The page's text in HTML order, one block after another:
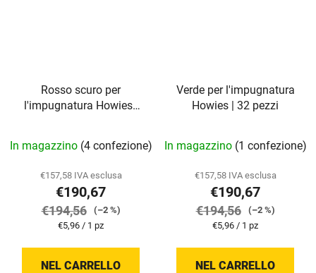
Rosso scuro per
l'impugnatura Howies |
In magazzino (4 confezione)
€157,58 IVA esclusa
€190,67
€194,56
(–2 %)
Prezzo
misura:
€5,96 / 1 pz
NEL CARRELLO
Verde per l'impugnatura
Howies | 32 pezzi
In magazzino (1 confezione)
€157,58 IVA esclusa
€190,67
€194,56
(–2 %)
Prezzo
misura:
€5,96 / 1 pz
NEL CARRELLO